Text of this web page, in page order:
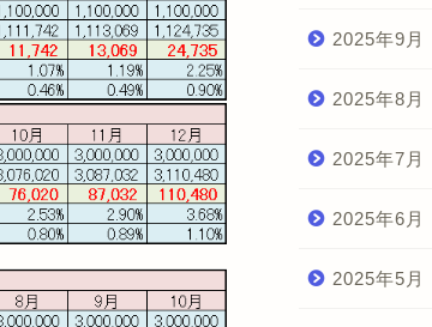
2025年9月
2025年8月
2025年7月
2025年6月
2025年5月